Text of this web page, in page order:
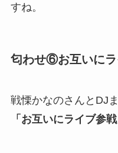
すね。
匂わせ⑥お互いにラ
戦慄かなのさんとDJ
「お互いにライブ参戦